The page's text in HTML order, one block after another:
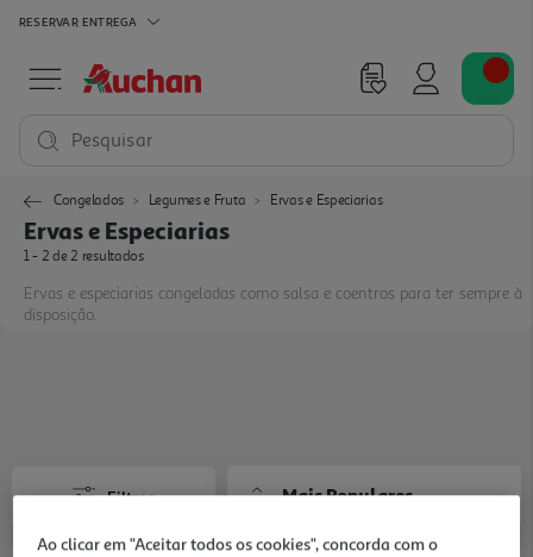
RESERVAR ENTREGA
Pesquisar
Congelados Legumes e Fruta Ervas e Especiarias
Ervas e Especiarias
1 - 2 de 2 resultados
Ervas e especiarias congeladas como salsa e coentros para ter sempre à
disposição.
Filtros Mais Populares
Ao clicar em "Aceitar todos os cookies", concorda com o